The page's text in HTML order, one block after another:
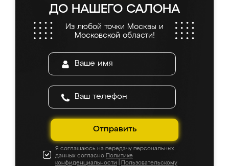
ДО НАШЕГО САЛОНА
Из любой точки Москвы и
Московской области!
Отправить
Я соглашаюсь на передачу персональных
данных согласно Политике
конфиденциальности
Пользовательскому